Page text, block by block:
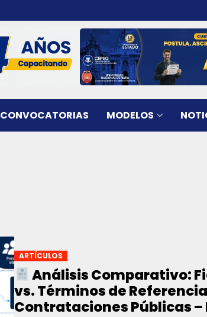
CONVOCATORIAS MODELOS
ARTÍCULOS
Análisis Comparativo:
vs. Términos de
Contrataciones Públicas –